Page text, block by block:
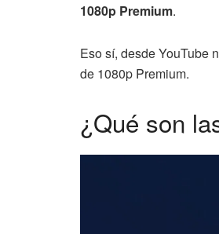
1080p Premium.
Eso sí, desde YouTube
de 1080p Premium.
¿Qué son